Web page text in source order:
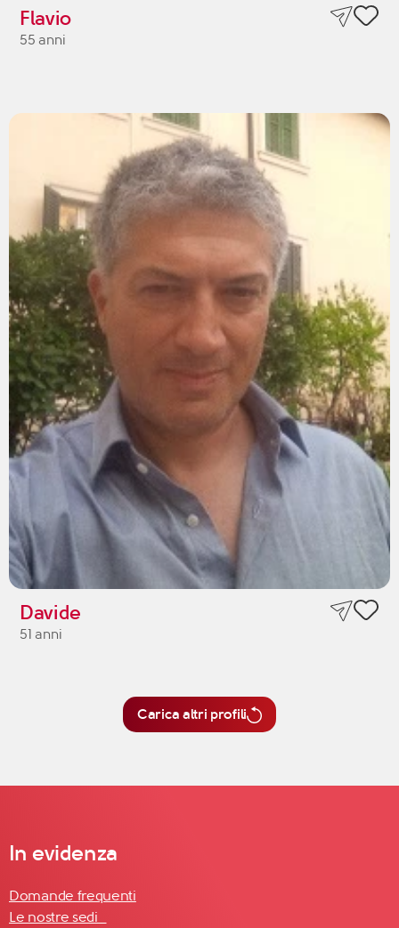
Flavio
55 anni
Davide
51 anni
Carica altri profili
In evidenza
Domande frequenti
Le nostre sedi